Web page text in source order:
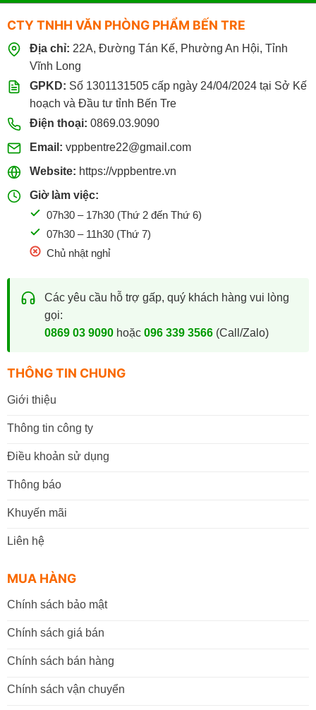
CTY TNHH VĂN PHÒNG PHẨM BẾN TRE
Địa chỉ: 22A, Đường Tán Kế, Phường An Hội, Tỉnh
Vĩnh Long
GPKD: Số 1301131505 cấp ngày 24/04/2024 tại Sở Kế
hoạch và Đầu tư tỉnh Bến Tre
Điện thoại: 0869.03.9090
Email: vppbentre22@gmail.com
Website: https://vppbentre.vn
Giờ làm việc:
07h30 – 17h30 (Thứ 2 đến Thứ 6)
07h30 – 11h30 (Thứ 7)
Chủ nhật nghỉ
Các yêu cầu hỗ trợ gấp, quý khách hàng vui lòng
gọi:
0869 03 9090hoặc 096 339 3566(Call/Zalo)
THÔNG TIN CHUNG
Giới thiệu
Thông tin công ty
Điều khoản sử dụng
Thông báo
Khuyến mãi
Liên hệ
MUA HÀNG
Chính sách bảo mật
Chính sách giá bán
Chính sách bán hàng
Chính sách vận chuyển